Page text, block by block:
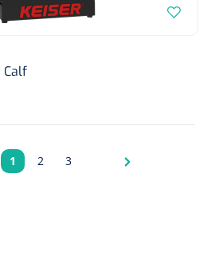
Calf
Pagina
1 Pagina
2 Pagina
3